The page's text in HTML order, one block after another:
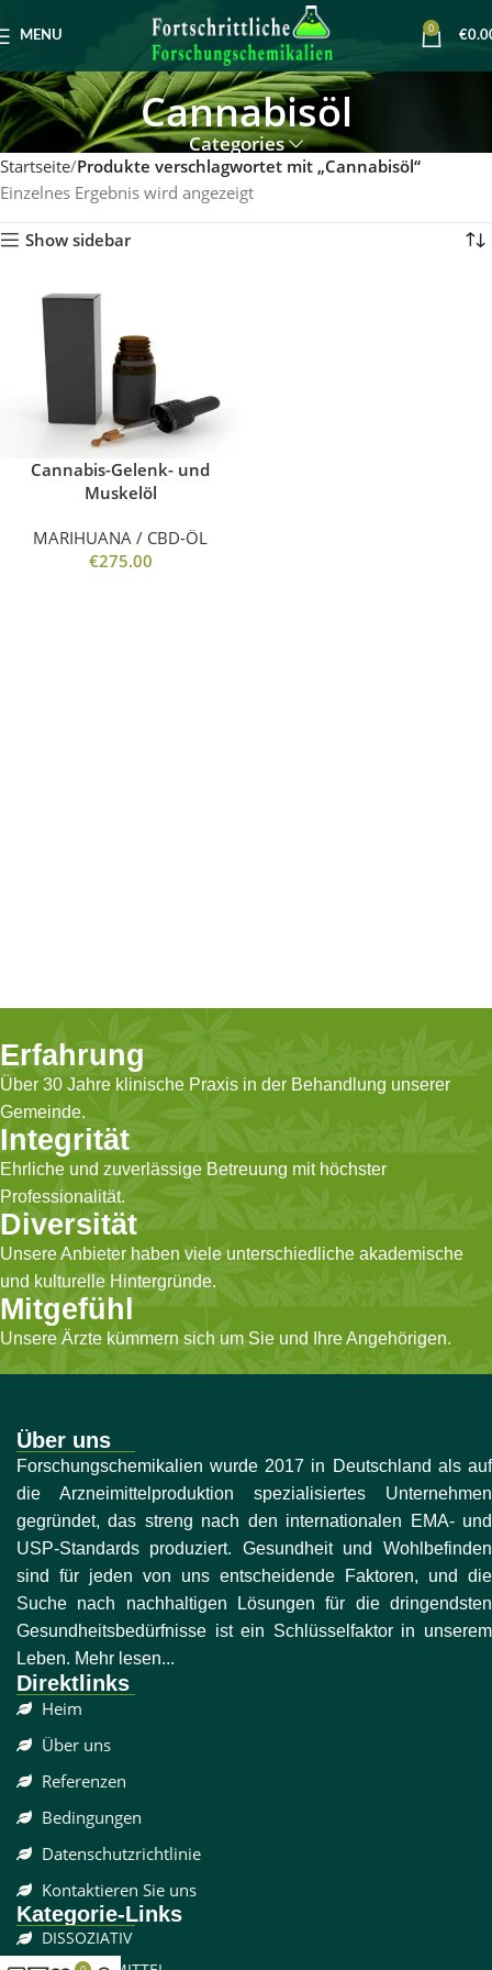
MENU
0
€
Cannabisöl
Categories
Startseite Produkte verschlagwortet mit „Cannabisöl“
Einzelnes Ergebnis wird angezeigt
Show sidebar
Cannabis-Gelenk- und
Muskelöl
MARIHUANA / CBD-ÖL
€275.00
Erfahrung
Über 30 Jahre klinische Praxis in der Behandlung unserer
Gemeinde.
Integrität
Ehrliche und zuverlässige Betreuung mit höchster
Professionalität.
Diversität
Unsere Anbieter haben viele unterschiedliche akademische
und kulturelle Hintergründe.
Mitgefühl
Unsere Ärzte kümmern sich um Sie und Ihre Angehörigen.
Über uns
Forschungschemikalien wurde 2017 in Deutschland als auf
die Arzneimittelproduktion spezialisiertes Unternehmen
gegründet, das streng nach den internationalen EMA- und
USP-Standards produziert. Gesundheit und Wohlbefinden
sind für jeden von uns entscheidende Faktoren, und die
Suche nach nachhaltigen Lösungen für die dringendsten
Gesundheitsbedürfnisse ist ein Schlüsselfaktor in unserem
Leben. Mehr lesen...
Direktlinks
Heim
Über uns
Referenzen
Bedingungen
Datenschutzrichtlinie
Kontaktieren Sie uns
Kategorie-Links
DISSOZIATIV